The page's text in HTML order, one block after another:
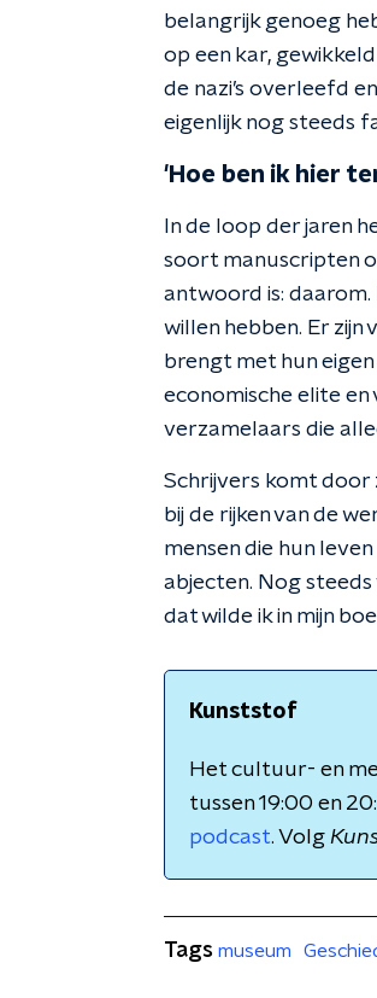
belangrijk genoeg
op een kar,
de nazi’s overleefd
eigenlijk nog steeds
'Hoe ben ik hier
In de loop der jaren
soort manuscripten
antwoord is: daarom.
willen hebben. Er
brengt met hun
economische elite
verzamelaars die
Schrijvers komt door
bij de rijken van de
mensen die hun
abjecten. Nog steeds
dat wilde ik in mijn
Kunststof
Het cultuur- en
tussen 19:00 en
podcast. Volg
Tags museum